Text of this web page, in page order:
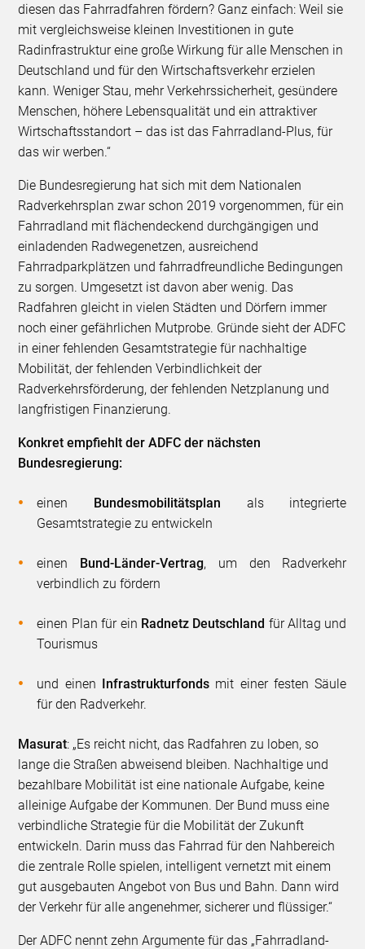
diesen das Fahrradfahren fördern? Ganz einfach: Weil sie
mit vergleichsweise kleinen Investitionen in gute
Radinfrastruktur eine große Wirkung für alle Menschen in
Deutschland und für den Wirtschaftsverkehr erzielen
kann. Weniger Stau, mehr Verkehrssicherheit, gesündere
Menschen, höhere Lebensqualität und ein attraktiver
Wirtschaftsstandort – das ist das Fahrradland-Plus, für
das wir werben.“
Die Bundesregierung hat sich mit dem Nationalen
Radverkehrsplan zwar schon 2019 vorgenommen, für ein
Fahrradland mit flächendeckend durchgängigen und
einladenden Radwegenetzen, ausreichend
Fahrradparkplätzen und fahrradfreundliche Bedingungen
zu sorgen. Umgesetzt ist davon aber wenig. Das
Radfahren gleicht in vielen Städten und Dörfern immer
noch einer gefährlichen Mutprobe. Gründe sieht der ADFC
in einer fehlenden Gesamtstrategie für nachhaltige
Mobilität, der fehlenden Verbindlichkeit der
Radverkehrsförderung, der fehlenden Netzplanung und
langfristigen Finanzierung.
Konkret empfiehlt der ADFC der nächsten
Bundesregierung:
einen Bundesmobilitätsplan als integrierte
Gesamtstrategie zu entwickeln
einen Bund-Länder-Vertrag, um den Radverkehr
verbindlich zu fördern
einen Plan für ein Radnetz Deutschland für Alltag und
Tourismus
und einen Infrastrukturfonds mit einer festen Säule
für den Radverkehr.
Masurat: „Es reicht nicht, das Radfahren zu loben, so
lange die Straßen abweisend bleiben. Nachhaltige und
bezahlbare Mobilität ist eine nationale Aufgabe, keine
alleinige Aufgabe der Kommunen. Der Bund muss eine
verbindliche Strategie für die Mobilität der Zukunft
entwickeln. Darin muss das Fahrrad für den Nahbereich
die zentrale Rolle spielen, intelligent vernetzt mit einem
gut ausgebauten Angebot von Bus und Bahn. Dann wird
der Verkehr für alle angenehmer, sicherer und flüssiger.“
Der ADFC nennt zehn Argumente für das „Fahrradland-